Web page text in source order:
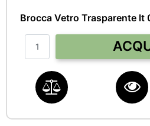
Brocca Vetro Trasparente lt
Quantità